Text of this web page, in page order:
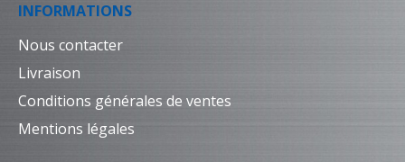
INFORMATIONS
Nous contacter
Livraison
Conditions générales de ventes
Mentions légales